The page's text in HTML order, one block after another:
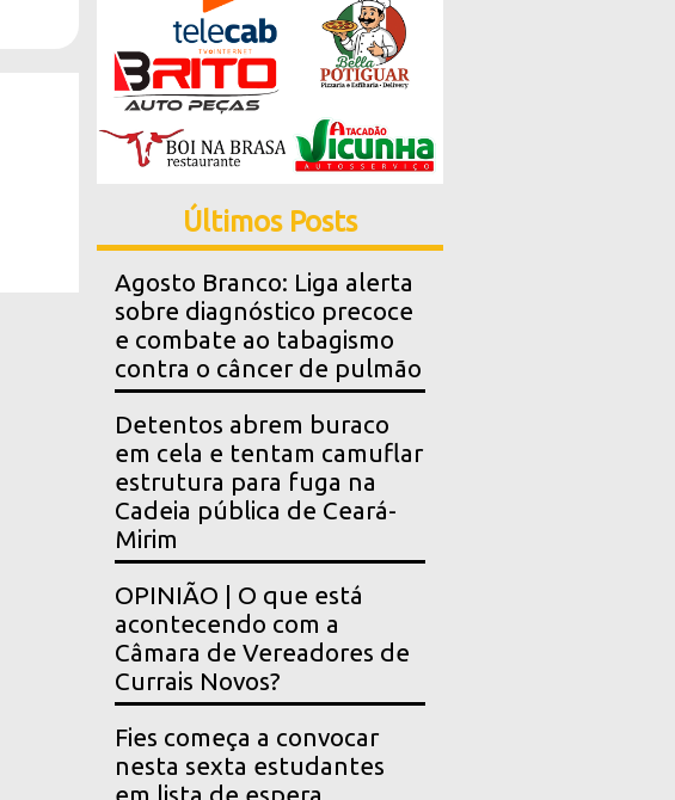
Últimos Posts
Agosto Branco: Liga alerta
sobre diagnóstico precoce
e combate ao tabagismo
contra o câncer de pulmão
Detentos abrem buraco
em cela e tentam camuflar
estrutura para fuga na
Cadeia pública de Ceará-
Mirim
OPINIÃO | O que está
acontecendo com a
Câmara de Vereadores de
Currais Novos?
Fies começa a convocar
nesta sexta estudantes